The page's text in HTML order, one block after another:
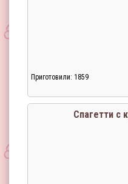
Приготовили: 1859
Спагетти с